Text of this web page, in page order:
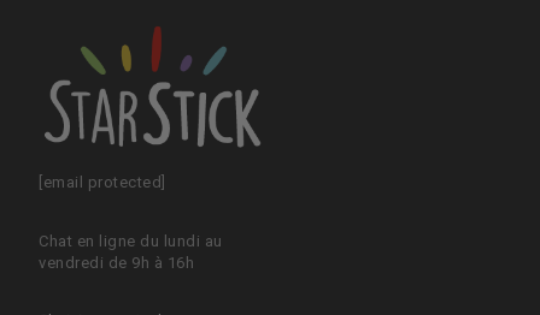
[email protected]
Chat en ligne du lundi au
vendredi de 9h à 16h